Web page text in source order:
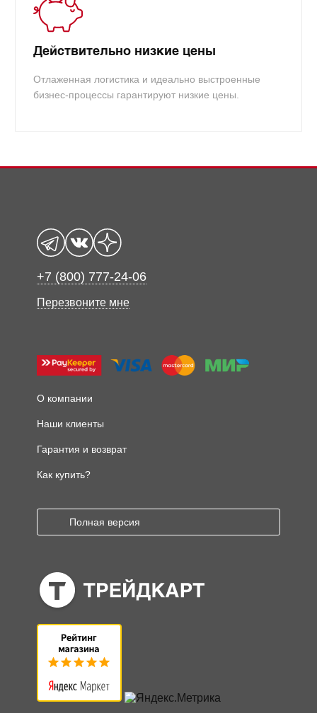
Действительно низкие цены
Отлаженная логистика и идеально выстроенные
бизнес-процессы гарантируют низкие цены.
+7 (800) 777-24-06
Перезвоните мне
О компании
Наши клиенты
Гарантия и возврат
Как купить?
Полная версия